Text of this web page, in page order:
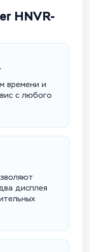
HNVR-
времени и
с любого
дисплея